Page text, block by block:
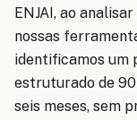
ENJAI, ao
nossas
identificamos um
estruturado de
seis meses, sem